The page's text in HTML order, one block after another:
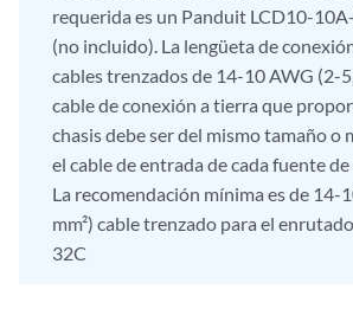
requerida es un Panduit LCD10-
(no incluido). La lengüeta de
cables trenzados de 14-10 AWG (2-
cable de conexión a tierra que
chasis debe ser del mismo tamaño o
el cable de entrada de cada fuente
La recomendación mínima es de 14-
mm²) cable trenzado para el
32C